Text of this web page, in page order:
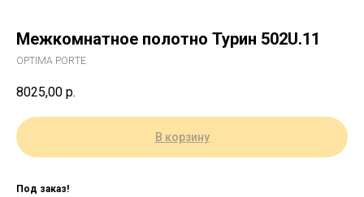
Межкомнатное полотно Турин 502U.11
OPTIMA PORTE
8025,00 р.
В корзину
Под заказ!